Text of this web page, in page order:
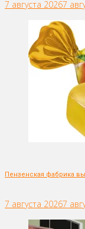
7 августа 20267
Пензенская фабрика
7 августа 20267